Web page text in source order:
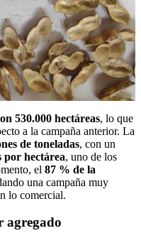
530.000 hectáreas, lo que
a la campaña anterior. La
de toneladas, con un
por hectárea, uno de los
el 87 % de la
una campaña muy
lo comercial.
agregado